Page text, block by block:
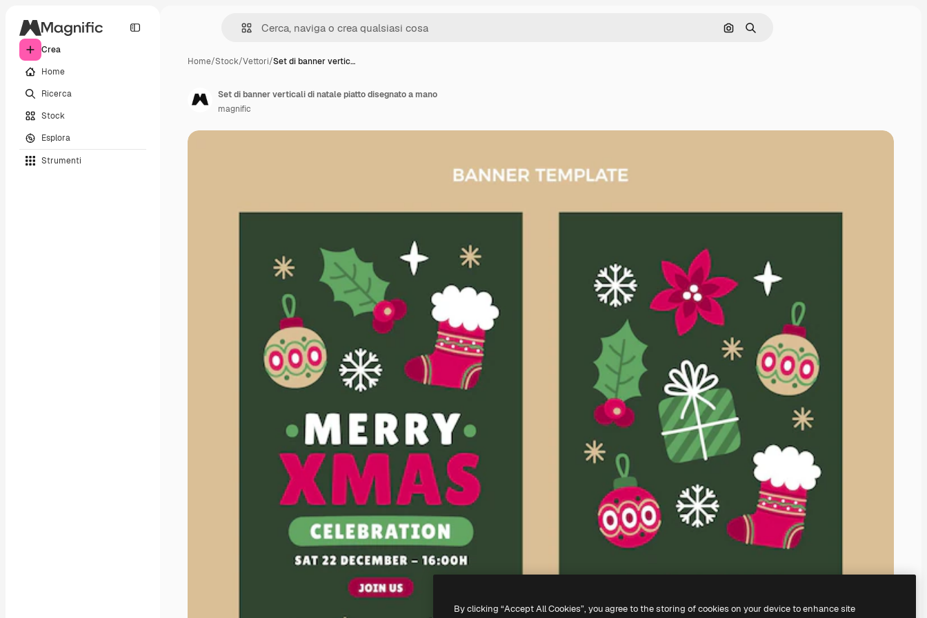
Crea
Home
Ricerca
Stock
Esplora
Strumenti
Cerca per immagine
Ricerca
Home/Stock/Vettori/Set di banner vertic…
Set di banner verticali di natale piatto disegnato a mano
magnific
By clicking “Accept All Cookies”, you agree to the storing of cookies on your device to enhance site